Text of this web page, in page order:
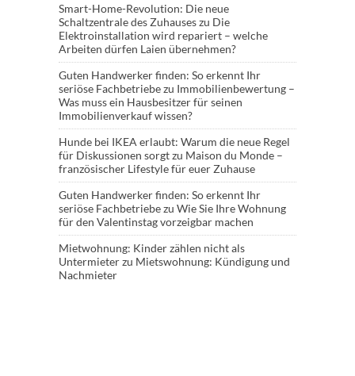
Smart-Home-Revolution: Die neue
Schaltzentrale des Zuhauseszu Die
Elektroinstallation wird repariert – welche
Arbeiten dürfen Laien übernehmen?
Guten Handwerker finden: So erkennt Ihr
seriöse Fachbetriebezu Immobilienbewertung –
Was muss ein Hausbesitzer für seinen
Immobilienverkauf wissen?
Hunde bei IKEA erlaubt: Warum die neue Regel
für Diskussionen sorgtzu Maison du Monde –
französischer Lifestyle für euer Zuhause
Guten Handwerker finden: So erkennt Ihr
seriöse Fachbetriebezu Wie Sie Ihre Wohnung
für den Valentinstag vorzeigbar machen
Mietwohnung: Kinder zählen nicht als
Untermieterzu Mietswohnung: Kündigung und
Nachmieter